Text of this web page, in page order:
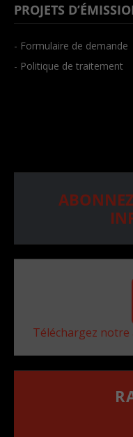
PROJETS
- Formulaire de demande
- Politique de traitement
Téléchargez